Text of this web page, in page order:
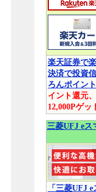
楽天証券で
決済で投資
ろんポイン
イント還元
12,000Pゲッ
三菱UFJ eス
「三菱UFJ